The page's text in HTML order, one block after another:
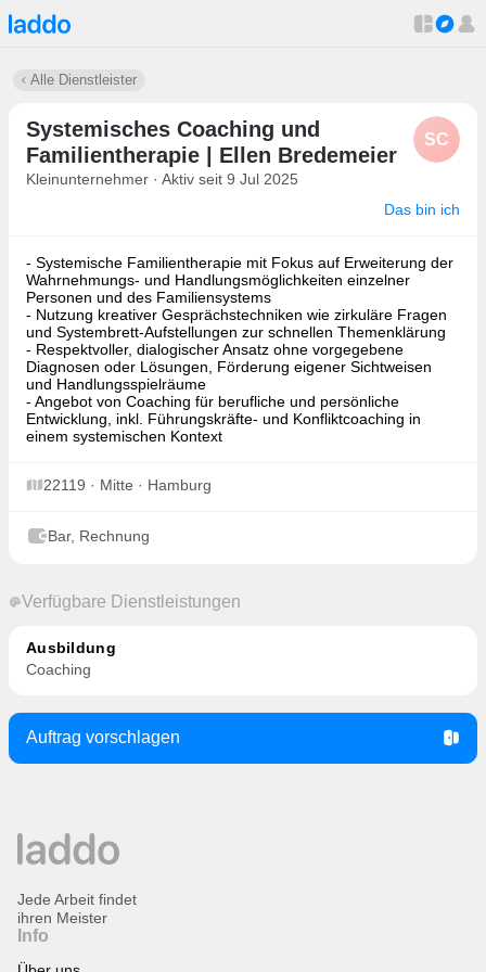
Alle Dienstleister
Systemisches Coaching und
Familientherapie | Ellen Bredemeier
Kleinunternehmer · Aktiv seit 9 Jul 2025
SC
Das bin ich
- Systemische Familientherapie mit Fokus auf Erweiterung der
Wahrnehmungs- und Handlungsmöglichkeiten einzelner
Personen und des Familiensystems
- Nutzung kreativer Gesprächstechniken wie zirkuläre Fragen
und Systembrett-Aufstellungen zur schnellen Themenklärung
- Respektvoller, dialogischer Ansatz ohne vorgegebene
Diagnosen oder Lösungen, Förderung eigener Sichtweisen
und Handlungsspielräume
- Angebot von Coaching für berufliche und persönliche
Entwicklung, inkl. Führungskräfte- und Konfliktcoaching in
einem systemischen Kontext
22119 · Mitte · Hamburg
Bar, Rechnung
Verfügbare Dienstleistungen
Ausbildung
Coaching
Auftrag vorschlagen
Info
Jede Arbeit findet
ihren Meister